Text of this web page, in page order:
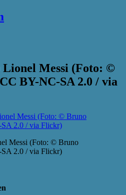
Messi (Foto: ©
BY-NC-SA 2.0 / via
Messi (Foto: © Bruno
2.0 / via Flickr)